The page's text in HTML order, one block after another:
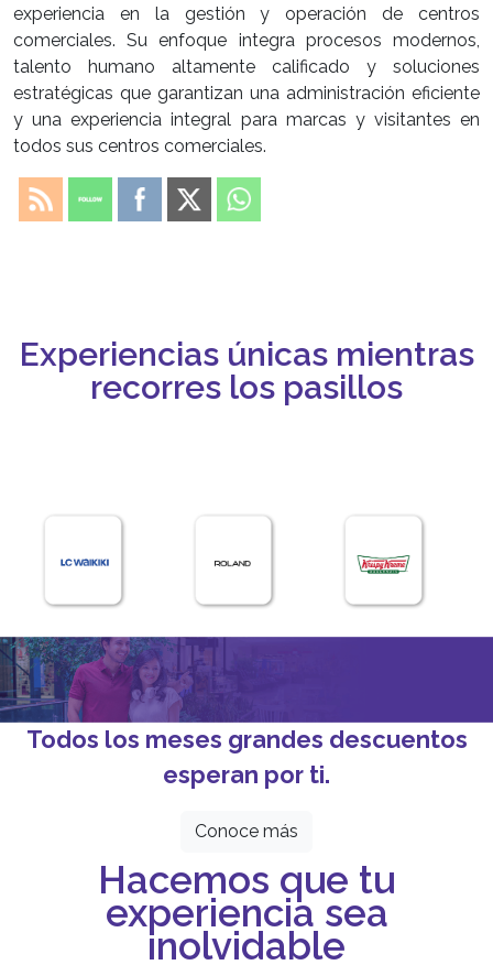
experiencia en la gestión y operación de centros
comerciales. Su enfoque integra procesos modernos,
talento humano altamente calificado y soluciones
estratégicas que garantizan una administración eficiente
y una experiencia integral para marcas y visitantes en
todos sus centros comerciales.
Experiencias únicas mientras
recorres los pasillos
Todos los meses grandes descuentos
esperan por ti.
Conoce más
Hacemos que tu
experiencia sea
inolvidable